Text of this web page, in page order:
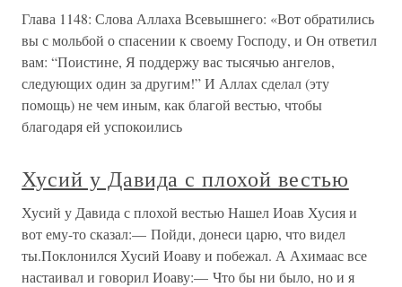
Глава 1148: Слова Аллаха Всевышнего: «Вот обратились
вы с мольбой о спасении к своему Господу, и Он ответил
вам: “Поистине, Я поддержу вас тысячью ангелов,
следующих один за другим!” И Аллах сделал (эту
помощь) не чем иным, как благой вестью, чтобы
благодаря ей успокоились
Хусий у Давида с плохой вестью
Хусий у Давида с плохой вестью Нашел Иоав Хусия и
вот ему-то сказал:— Пойди, донеси царю, что видел
ты.Поклонился Хусий Иоаву и побежал. А Ахимаас все
настаивал и говорил Иоаву:— Что бы ни было, но и я